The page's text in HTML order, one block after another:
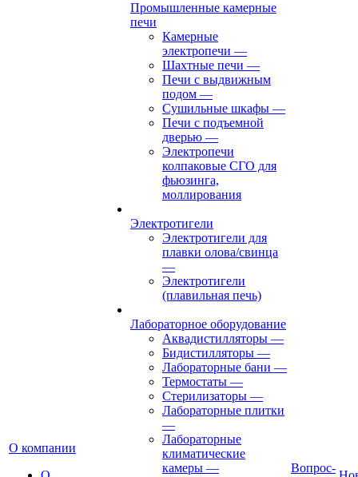
О компании
Промышленные камерные
печи
Камерные
электропечи —
Шахтные печи —
Печи с выдвижным
подом —
Сушильные шкафы —
Печи с подъемной
дверью —
Электропечи
колпаковые СГО для
фьюзинга,
моллирования
Электротигели
Электротигели для
плавки олова/свинца
—
Электротигели
(плавильная печь)
Лабораторное оборудование
Аквадистилляторы —
Бидистилляторы —
Лабораторные бани —
Термостаты —
Стерилизаторы —
Лабораторные плитки
—
Лабораторные
климатические
камеры —
Вопрос-